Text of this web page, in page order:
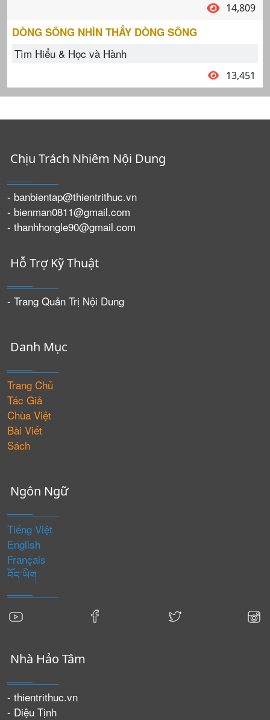
14,809
DÒNG SÔNG NHÌN THẤY DÒNG SÔNG
Tìm Hiểu & Học và Hành
13,451
Chịu Trách Nhiêm Nội Dung
- banbientap@thientrithuc.vn
- bienman0811@gmail.com
- thanhhongle90@gmail.com
Hỗ Trợ Kỹ Thuật
- Trang Quản Trị Nội Dung
Danh Mục
Trang Chủ
Tác Giả
Chùa Việt
Bài Viết
Sách
Ngôn Ngữ
Tiếng Việt
English
Français
བོད་ཡིག
Nhà Hảo Tâm
- thientrithuc.vn
- Diệu Tịnh